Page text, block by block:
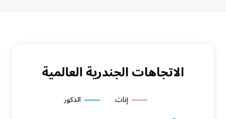
الاتجاهات الجندرية العالمية
إناث الذكور